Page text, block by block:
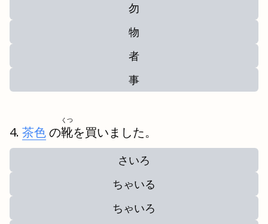
勿
物
者
事
茶色の靴
くつ
を買いました。
さいろ
ちゃいる
ちゃいろ